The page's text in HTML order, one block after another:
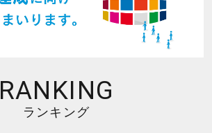
RANKING
ランキング